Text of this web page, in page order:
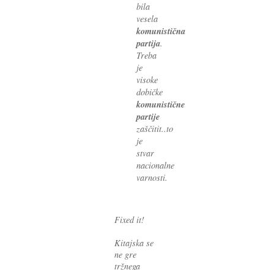
bila
vesela
komunistična
partija.
Treba
je
visoke
dobičke
komunistične
partije
zaščitit..to
je
stvar
nacionalne
varnosti.
Fixed it!
Kitajska se
ne gre
tržnega